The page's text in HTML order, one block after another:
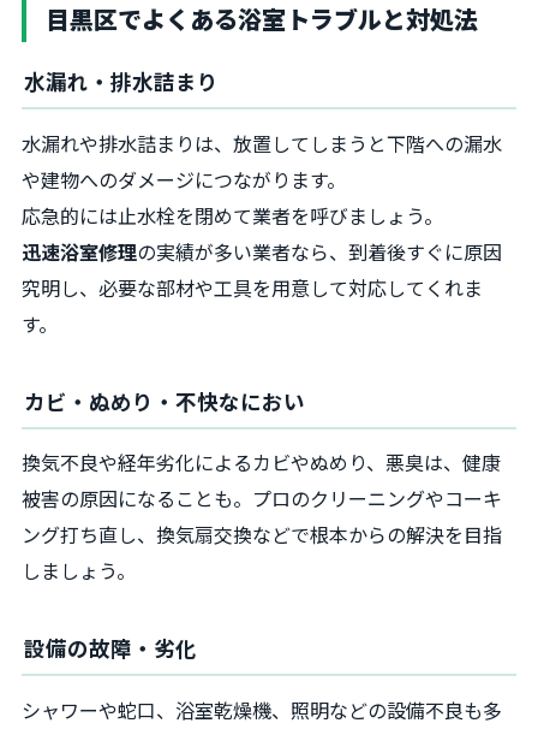
目黒区でよくある浴室トラブルと対処法
水漏れ・排水詰まり
水漏れや排水詰まりは、放置してしまうと下階への漏水
や建物へのダメージにつながります。
応急的には止水栓を閉めて業者を呼びましょう。
迅速浴室修理の実績が多い業者なら、到着後すぐに原因
究明し、必要な部材や工具を用意して対応してくれま
す。
カビ・ぬめり・不快なにおい
換気不良や経年劣化によるカビやぬめり、悪臭は、健康
被害の原因になることも。プロのクリーニングやコーキ
ング打ち直し、換気扇交換などで根本からの解決を目指
しましょう。
設備の故障・劣化
シャワーや蛇口、浴室乾燥機、照明などの設備不良も多